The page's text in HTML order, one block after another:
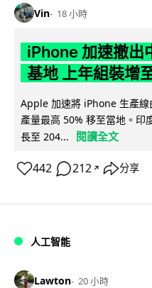
Vin 18 小時
iPhone 加速撤出
基地 上年組裝增
Apple 加速將 iPhone 生產
產量最高 50% 移至當地。印
長至 204...
閱讀全文
442 212 ↗ 分享
人工智能
Lawton 20 小時